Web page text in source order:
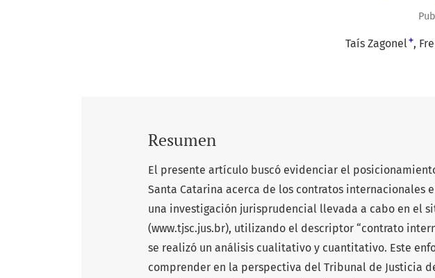
Taís Zagonel +
Resumen
El presente artículo buscó evidenciar el
Santa Catarina acerca de los contratos internacionales
una investigación jurisprudencial llevada a cabo en el
(www.tjsc.jus.br), utilizando el descriptor “contrato
se realizó un análisis cualitativo y cuantitativo. Este
comprender en la perspectiva del Tribunal de Justicia